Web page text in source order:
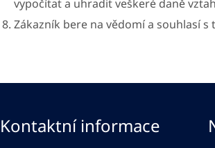
vypočítat a uhradit veškeré daně
Zákazník bere na vědomí a souhlasí
Kontaktní informace